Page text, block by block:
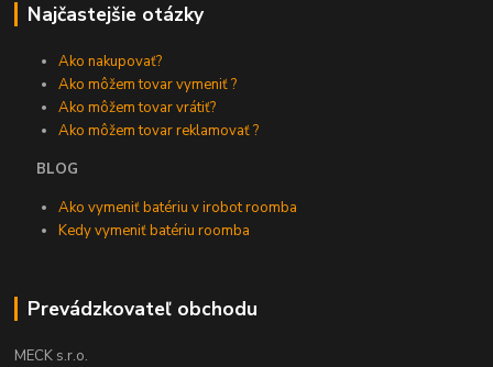
Najčastejšie otázky
Ako nakupovať?
Ako môžem tovar vymeniť ?
Ako môžem tovar vrátiť?
Ako môžem tovar reklamovať ?
BLOG
Ako vymeniť batériu v irobot roomba
Kedy vymeniť batériu roomba
Prevádzkovateľ obchodu
MECK s.r.o.